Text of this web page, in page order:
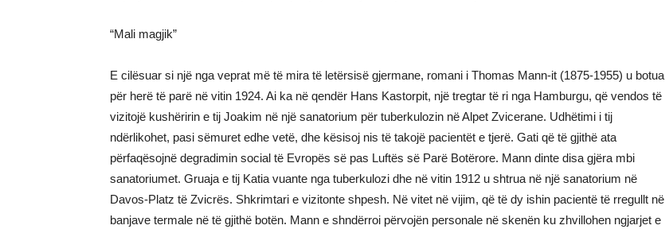
“Mali magjik”
E cilësuar si një nga veprat më të mira të letërsisë gjermane, romani i Thomas Mann-it (1875-1955) u botua
për herë të parë në vitin 1924. Ai ka në qendër Hans Kastorpit, një tregtar të ri nga Hamburgu, që vendos të
vizitojë kushëririn e tij Joakim në një sanatorium për tuberkulozin në Alpet Zvicerane. Udhëtimi i tij
ndërlikohet, pasi sëmuret edhe vetë, dhe kësisoj nis të takojë pacientët e tjerë. Gati që të gjithë ata
përfaqësojnë degradimin social të Evropës së pas Luftës së Parë Botërore. Mann dinte disa gjëra mbi
sanatoriumet. Gruaja e tij Katia vuante nga tuberkulozi dhe në vitin 1912 u shtrua në një sanatorium në
Davos-Platz të Zvicrës. Shkrimtari e vizitonte shpesh. Në vitet në vijim, që të dy ishin pacientë të rregullt në
banjave termale në të gjithë botën. Mann e shndërroi përvojën personale në skenën ku zhvillohen ngjarjet e